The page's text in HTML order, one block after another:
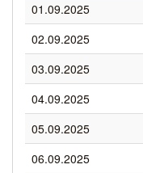
01.09.2025
02.09.2025
03.09.2025
04.09.2025
05.09.2025
06.09.2025